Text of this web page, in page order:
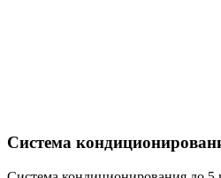
Система